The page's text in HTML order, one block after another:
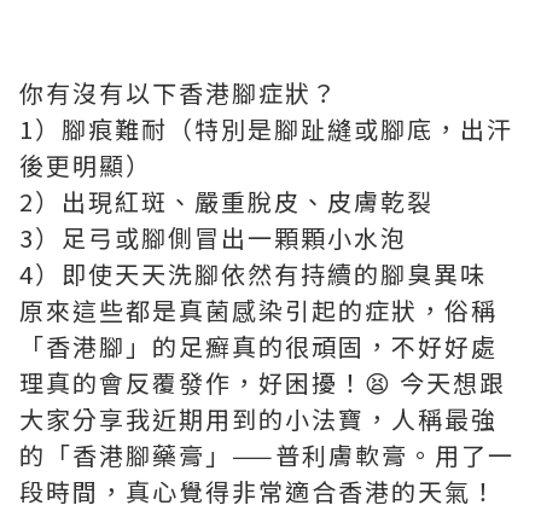
你有沒有以下香港腳症狀？
1）腳痕難耐（特別是腳趾縫或腳底，出汗
後更明顯）
2）出現紅斑、嚴重脫皮、皮膚乾裂
3）足弓或腳側冒出一顆顆小水泡
4）即使天天洗腳依然有持續的腳臭異味
原來這些都是真菌感染引起的症狀，俗稱
「香港腳」的足癬真的很頑固，不好好處
理真的會反覆發作，好困擾！😫 今天想跟
大家分享我近期用到的小法寶，人稱最強
的「香港腳藥膏」——普利膚軟膏。用了一
段時間，真心覺得非常適合香港的天氣！